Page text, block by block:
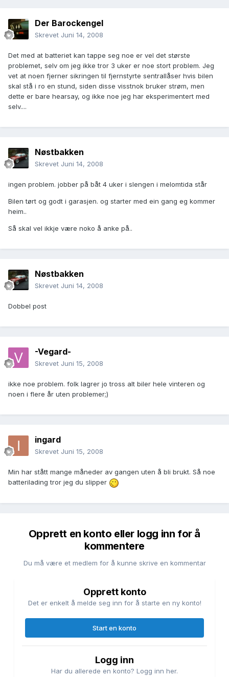
Der Barockengel
Skrevet Juni 14, 2008
Det med at batteriet kan tappe seg noe er vel det største
problemet, selv om jeg ikke tror 3 uker er noe stort problem. Jeg
vet at noen fjerner sikringen til fjernstyrte sentrallåser hvis bilen
skal stå i ro en stund, siden disse visstnok bruker strøm, men
dette er bare hearsay, og ikke noe jeg har eksperimentert med
selv....
Nøstbakken
Skrevet Juni 14, 2008
ingen problem. jobber på båt 4 uker i slengen i melomtida står
Bilen tørt og godt i garasjen. og starter med ein gang eg kommer
heim..
Så skal vel ikkje være noko å anke på..
Nøstbakken
Skrevet Juni 14, 2008
Dobbel post
-Vegard-
Skrevet Juni 15, 2008
ikke noe problem. folk lagrer jo tross alt biler hele vinteren og
noen i flere år uten problemer;)
ingard
Skrevet Juni 15, 2008
Min har stått mange måneder av gangen uten å bli brukt. Så noe
batterilading tror jeg du slipper
Opprett en konto eller logg inn for å
kommentere
Du må være et medlem for å kunne skrive en kommentar
Opprett konto
Det er enkelt å melde seg inn for å starte en ny konto!
Start en konto
Logg inn
Har du allerede en konto? Logg inn her.